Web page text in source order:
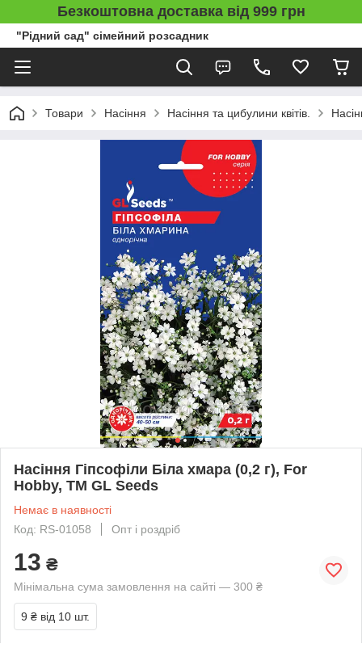
Безкоштовна доставка від 999 грн
"Рідний сад" сімейний розсадник
Товари Насіння Насіння та цибулини квітів.
Насіння Гіпсофіли Біла хмара (0,2 г), For
Hobby, TM GL Seeds
Немає в наявності
Код: RS-01058
Опт і роздріб
13 ₴
Мінімальна сума замовлення на сайті — 300 ₴
9 ₴ від 10 шт.